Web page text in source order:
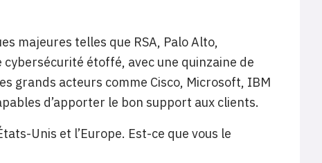
majeures telles que RSA, Palo Alto,
étoffé, avec une quinzaine de
grands acteurs comme Cisco, Microsoft, IBM
d’apporter le bon support aux clients.
Unis et l’Europe. Est-ce que vous le